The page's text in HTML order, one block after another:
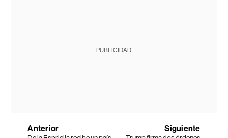
PUBLICIDAD
Anterior Siguiente